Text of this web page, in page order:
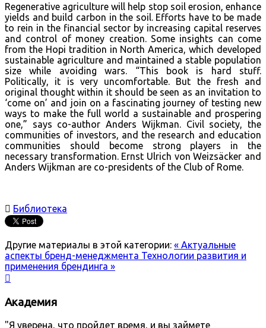
Regenerative agriculture will help stop soil erosion, enhance
yields and build carbon in the soil. Efforts have to be made
to rein in the financial sector by increasing capital reserves
and control of money creation. Some insights can come
from the Hopi tradition in North America, which developed
sustainable agriculture and maintained a stable population
size while avoiding wars. “This book is hard stuff.
Politically, it is very uncomfortable. But the fresh and
original thought within it should be seen as an invitation to
‘come on’ and join on a fascinating journey of testing new
ways to make the full world a sustainable and prospering
one,” says co-author Anders Wijkman. Civil society, the
communities of investors, and the research and education
communities should become strong players in the
necessary transformation. Ernst Ulrich von Weizsäcker and
Anders Wijkman are co-presidents of the Club of Rome.
 Библиотека
Другие материалы в этой категории: « Актуальные
аспекты бренд-менеджмента Технологии развития и
применения брендинга »

Академия
"Я уверена, что пройдет время, и вы займете